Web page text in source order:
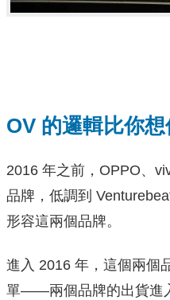
OV 的邏輯比你
2016 年之前，OPPO、
品牌，低調到
形容這兩個品牌。
進入 2016 年，這個兩個
單——兩個品牌的出貨進